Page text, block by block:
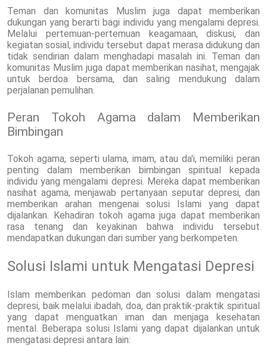
Teman dan komunitas Muslim juga dapat memberikan
dukungan yang berarti bagi individu yang mengalami depresi.
Melalui pertemuan-pertemuan keagamaan, diskusi, dan
kegiatan sosial, individu tersebut dapat merasa didukung dan
tidak sendirian dalam menghadapi masalah ini. Teman dan
komunitas Muslim juga dapat memberikan nasihat, mengajak
untuk berdoa bersama, dan saling mendukung dalam
perjalanan pemulihan.
Peran Tokoh Agama dalam Memberikan
Bimbingan
Tokoh agama, seperti ulama, imam, atau da'i, memiliki peran
penting dalam memberikan bimbingan spiritual kepada
individu yang mengalami depresi. Mereka dapat memberikan
nasihat agama, menjawab pertanyaan seputar depresi, dan
memberikan arahan mengenai solusi Islami yang dapat
dijalankan. Kehadiran tokoh agama juga dapat memberikan
rasa tenang dan keyakinan bahwa individu tersebut
mendapatkan dukungan dari sumber yang berkompeten.
Solusi Islami untuk Mengatasi Depresi
Islam memberikan pedoman dan solusi dalam mengatasi
depresi, baik melalui ibadah, doa, dan praktik-praktik spiritual
yang dapat menguatkan iman dan menjaga kesehatan
mental. Beberapa solusi Islami yang dapat dijalankan untuk
mengatasi depresi antara lain: